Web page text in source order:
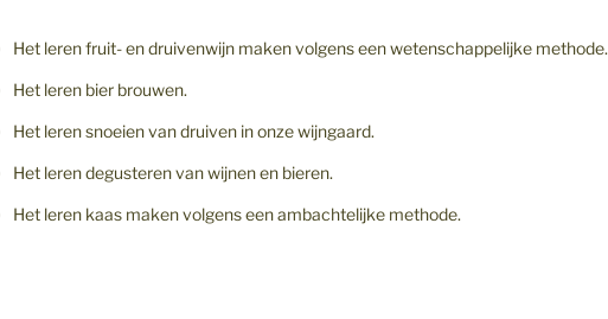
Het leren fruit- en druivenwijn maken volgens een wetenschappelijke methode.
Het leren bier brouwen.
Het leren snoeien van druiven in onze wijngaard.
Het leren degusteren van wijnen en bieren.
Het leren kaas maken volgens een ambachtelijke methode.